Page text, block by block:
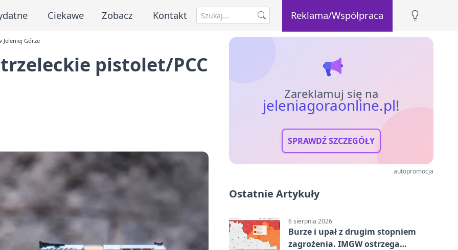
Ciekawe Zobacz Kontakt Reklama/Współpraca
Jeleniej Górze
pistolet/PCC
Zareklamuj się na
jeleniagoraonline.pl!
SPRAWDŹ SZCZEGÓŁY
autopromocja
Ostatnie Artykuły
6 sierpnia 2026
Burze i upał z drugim stopniem
zagrożenia. IMGW ostrzega